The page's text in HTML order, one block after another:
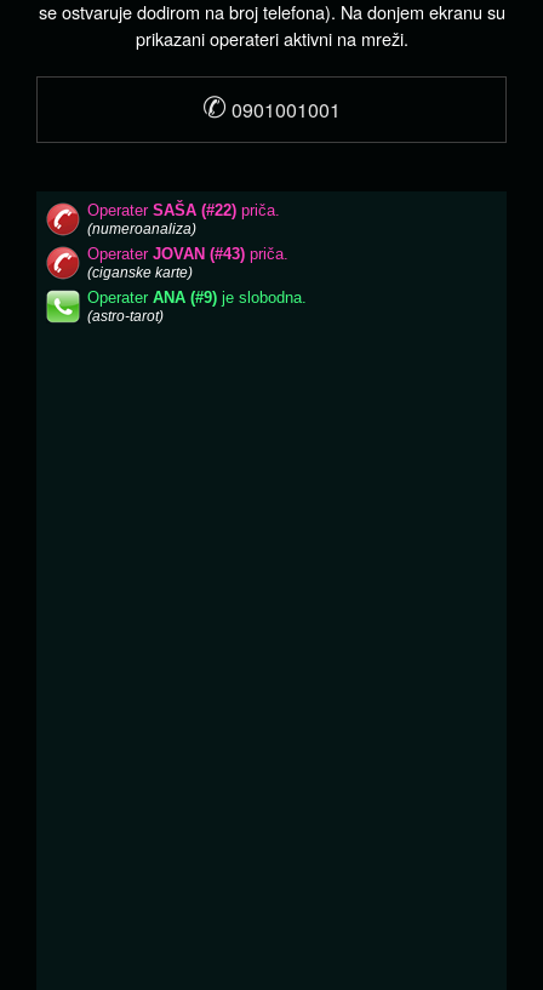
se ostvaruje dodirom na broj telefona). Na donjem ekranu su
prikazani operateri aktivni na mreži.
✆ 0901001001